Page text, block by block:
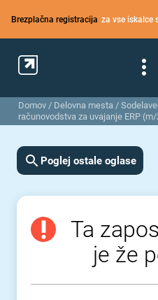
Brezplačna registracija za vse iskalce
Domov / Delovna mesta /
računovodstva za uvajanje ERP (m/
Poglej ostale oglase
Ta
je že